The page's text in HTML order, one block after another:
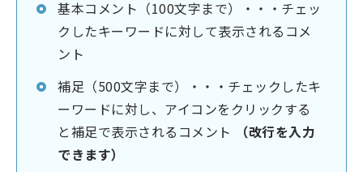
基本コメント（100文字まで）・・・チェッ
クしたキーワードに対して表示されるコメ
ント
補足（500文字まで）・・・チェックしたキ
ーワードに対し、アイコンをクリックする
と補足で表示されるコメント
（改行を入力
できます）